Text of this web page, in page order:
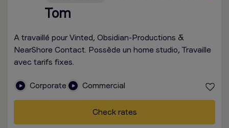
Tom
A travaillé pour Vinted, Obsidian-Productions &
NearShore Contact. Possède un home studio, Travaille
avec tarifs fixes.
Corporate Commercial
Check rates